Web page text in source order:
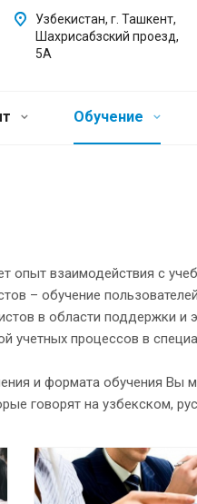
Узбекистан, г. Ташкент,
Шахрисабзский проезд,
5А
Обучение
опыт взаимодействия с
– обучение
в области поддержки и
учетных процессов в
и формата обучения
говорят на узбекском,